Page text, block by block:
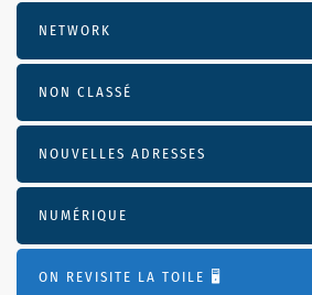
NETWORK
NON CLASSÉ
NOUVELLES ADRESSES
NUMÉRIQUE
ON REVISITE LA TOILE 🖥️